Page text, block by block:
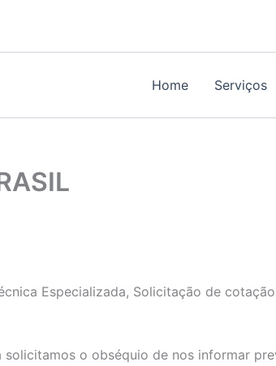
Home Serviços
Especializada, Solicitação de
o obséquio de nos informar